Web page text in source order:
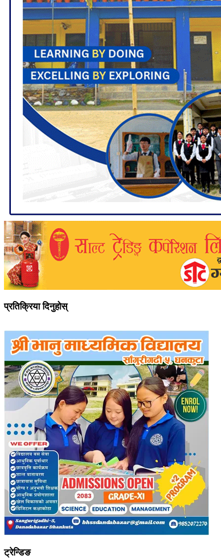
प्रतिक्रिया दिनुहोस्
ट्रेन्डिङ